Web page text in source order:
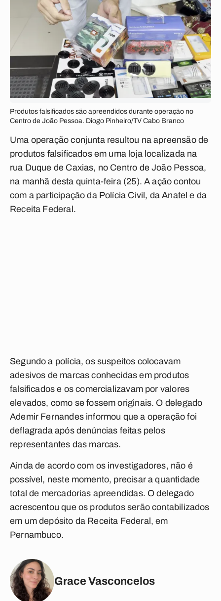
Produtos falsificados são apreendidos durante operação no
Centro de João Pessoa. Diogo Pinheiro/TV Cabo Branco
Uma operação conjunta resultou na apreensão de
produtos falsificados em uma loja localizada na
rua Duque de Caxias, no Centro de João Pessoa,
na manhã desta quinta-feira (25). A ação contou
com a participação da Polícia Civil, da Anatel e da
Receita Federal.
Segundo a polícia, os suspeitos colocavam
adesivos de marcas conhecidas em produtos
falsificados e os comercializavam por valores
elevados, como se fossem originais. O delegado
Ademir Fernandes informou que a operação foi
deflagrada após denúncias feitas pelos
representantes das marcas.
Ainda de acordo com os investigadores, não é
possível, neste momento, precisar a quantidade
total de mercadorias apreendidas. O delegado
acrescentou que os produtos serão contabilizados
em um depósito da Receita Federal, em
Pernambuco.
Grace Vasconcelos